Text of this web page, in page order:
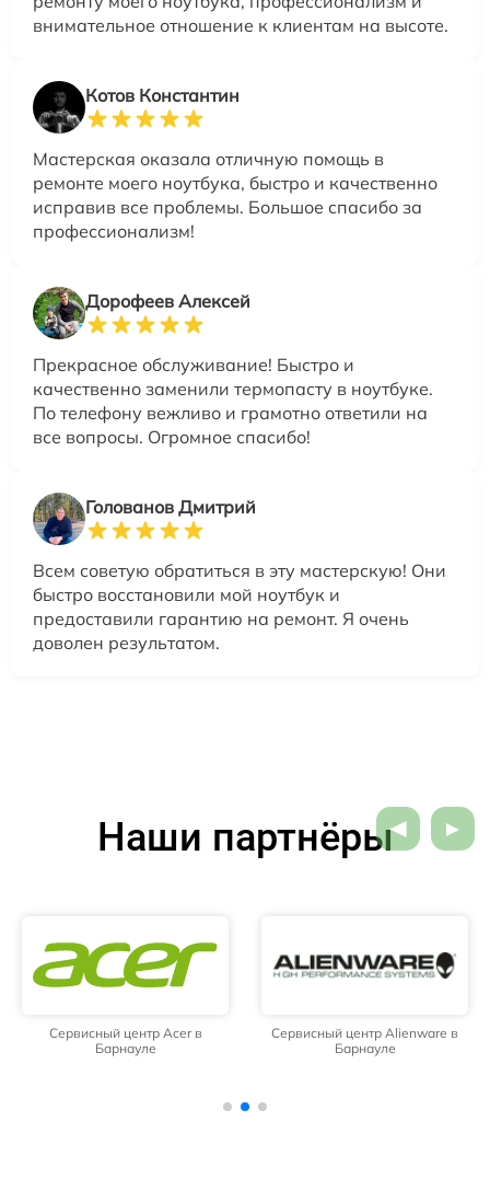
внимательное отношение к клиентам на высоте.
Котов Константин
Мастерская оказала отличную помощь в
ремонте моего ноутбука, быстро и качественно
исправив все проблемы. Большое спасибо за
профессионализм!
Дорофеев Алексей
Прекрасное обслуживание! Быстро и
качественно заменили термопасту в ноутбуке.
По телефону вежливо и грамотно ответили на
все вопросы. Огромное спасибо!
Голованов Дмитрий
Всем советую обратиться в эту мастерскую! Они
быстро восстановили мой ноутбук и
предоставили гарантию на ремонт. Я очень
доволен результатом.
Наши партнёры
Сервисный центр Acer в
Барнауле
Сервисный центр Alienware в
Барнауле